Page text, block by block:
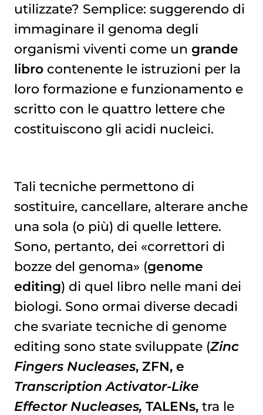
utilizzate? Semplice: suggerendo di
immaginare il genoma degli
organismi viventi come un grande
librocontenente le istruzioni per la
loro formazione e funzionamento e
scritto con le quattro lettere che
costituiscono gli acidi nucleici.
Tali tecniche permettono di
sostituire, cancellare, alterare anche
una sola (o più) di quelle lettere.
Sono, pertanto, dei «correttori di
bozze del genoma» (genome
editing) di quel libro nelle mani dei
biologi. Sono ormai diverse decadi
che svariate tecniche di genome
editing sono state sviluppate (Zinc
Fingers Nucleases, ZFN, e
Transcription Activator-Like
Effector Nucleases, TALENs,tra le